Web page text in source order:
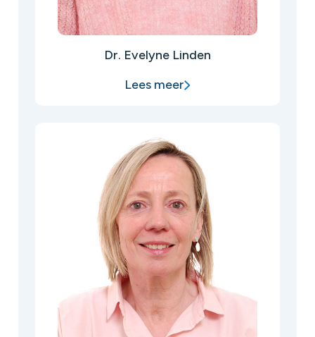
Dr. Evelyne Linden
Lees meer